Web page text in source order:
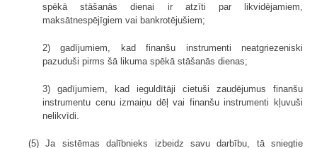
spēkā stāšanās dienai ir atzīti par likvidējamiem,
maksātnespējīgiem vai bankrotējušiem;
2) gadījumiem, kad finanšu instrumenti neatgriezeniski
pazuduši pirms šā likuma spēkā stāšanās dienas;
3) gadījumiem, kad ieguldītāji cietuši zaudējumus finanšu
instrumentu cenu izmaiņu dēļ vai finanšu instrumenti kļuvuši
nelikvīdi.
(5) Ja sistēmas dalībnieks izbeidz savu darbību, tā sniegtie